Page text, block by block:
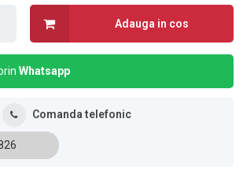
Adauga in cos
Whatsapp
Comanda telefonic